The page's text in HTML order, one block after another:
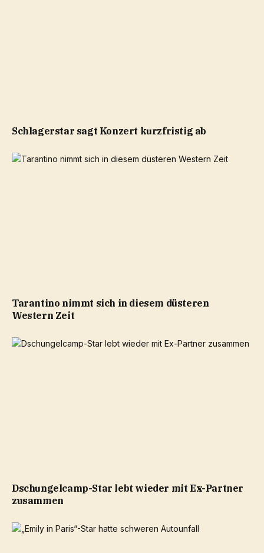
Schlagerstar sagt Konzert kurzfristig ab
Tarantino nimmt sich in diesem düsteren
Western Zeit
Dschungelcamp-Star lebt wieder mit Ex-Partner
zusammen